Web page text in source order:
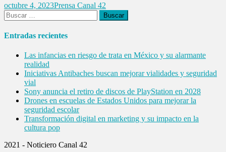
octubre 4, 2023Prensa Canal 42
Buscar:
Entradas recientes
Las infancias en riesgo de trata en México y su alarmante
realidad
Iniciativas Antibaches buscan mejorar vialidades y seguridad
vial
Sony anuncia el retiro de discos de PlayStation en 2028
Drones en escuelas de Estados Unidos para mejorar la
seguridad escolar
Transformación digital en marketing y su impacto en la
cultura pop
2021 - Noticiero Canal 42